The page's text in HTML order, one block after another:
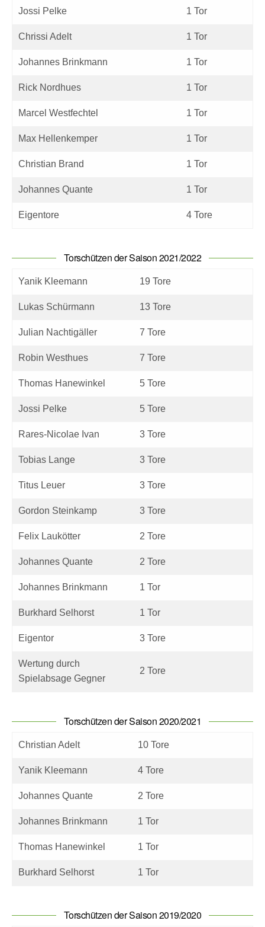
Jossi Pelke 1 Tor
Chrissi Adelt 1 Tor
Johannes Brinkmann 1 Tor
Rick Nordhues 1 Tor
Marcel Westfechtel 1 Tor
Max Hellenkemper 1 Tor
Christian Brand 1 Tor
Johannes Quante 1 Tor
Eigentore 4 Tore
Torschützen der Saison 2021/2022
Yanik Kleemann 19 Tore
Lukas Schürmann 13 Tore
Julian Nachtigäller 7 Tore
Robin Westhues 7 Tore
Thomas Hanewinkel 5 Tore
Jossi Pelke 5 Tore
Rares-Nicolae Ivan 3 Tore
Tobias Lange 3 Tore
Titus Leuer 3 Tore
Gordon Steinkamp 3 Tore
Felix Laukötter 2 Tore
Johannes Quante 2 Tore
Johannes Brinkmann 1 Tor
Burkhard Selhorst 1 Tor
Eigentor 3 Tore
Wertung durch
Spielabsage Gegner
2 Tore
Torschützen der Saison 2020/2021
Christian Adelt 10 Tore
Yanik Kleemann 4 Tore
Johannes Quante 2 Tore
Johannes Brinkmann 1 Tor
Thomas Hanewinkel 1 Tor
Burkhard Selhorst 1 Tor
Torschützen der Saison 2019/2020